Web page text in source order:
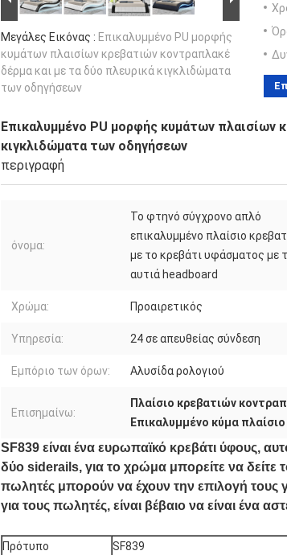
Μεγάλες Εικόνας : Επικαλυμμένο PU μορφής
κυμάτων πλαισίων κρεβατιών κοντραπλακέ
δέρμα και με τα δύο πλευρικά κιγκλιδώματα
των οδηγήσεων
Επικαλυμμένο PU μορφής κυμάτων πλαισίων
κιγκλιδώματα των οδηγήσεων
περιγραφή
όνομα:
Το φτηνό σύγχρονο απλό
επικαλυμμένο πλαίσιο
με το κρεβάτι υφάσματος με
αυτιά headboard
Χρώμα: Προαιρετικός
Υπηρεσία: 24 σε απευθείας σύνδεση
Εμπόριο των όρων: Αλυσίδα ρολογιού
Επισημαίνω:
Πλαίσιο κρεβατιών
Επικαλυμμένο κύμα
SF839 είναι ένα ευρωπαϊκό κρεβάτι ύφους,
δύο siderails, για το χρώμα μπορείτε να δείτε
πωλητές μπορούν να έχουν την επιλογή τους
για τους πωλητές, είναι βέβαιο να είναι ένα
Πρότυπο SF839